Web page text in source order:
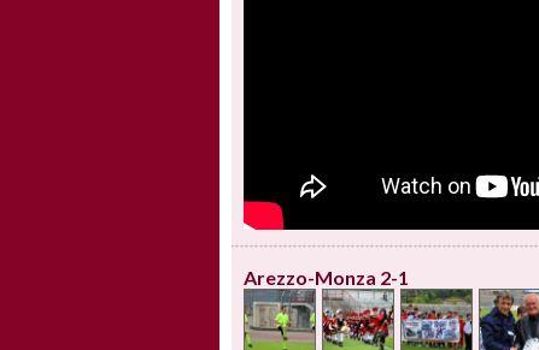
Arezzo-Monza 2-1